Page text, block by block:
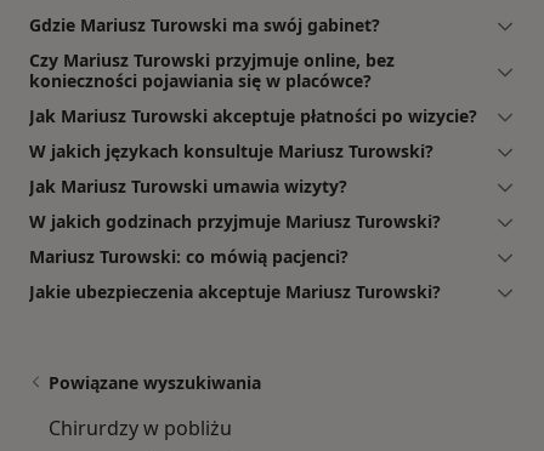
Gdzie Mariusz Turowski ma swój gabinet?
Czy Mariusz Turowski przyjmuje online, bez
konieczności pojawiania się w placówce?
Jak Mariusz Turowski akceptuje płatności po wizycie?
W jakich językach konsultuje Mariusz Turowski?
Jak Mariusz Turowski umawia wizyty?
W jakich godzinach przyjmuje Mariusz Turowski?
Mariusz Turowski: co mówią pacjenci?
Jakie ubezpieczenia akceptuje Mariusz Turowski?
Powiązane wyszukiwania
Chirurdzy w pobliżu